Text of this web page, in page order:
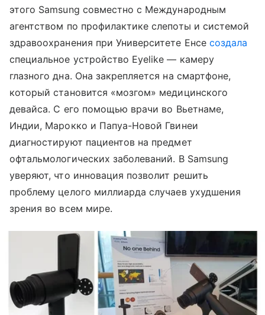
этого Samsung совместно с Международным
агентством по профилактике слепоты и системой
здравоохранения при Университете Енсе создала
специальное устройство Eyelike — камеру
глазного дна. Она закрепляется на смартфоне,
который становится «мозгом» медицинского
девайса. С его помощью врачи во Вьетнаме,
Индии, Марокко и Папуа-Новой Гвинеи
диагностируют пациентов на предмет
офтальмологических заболеваний. В Samsung
уверяют, что инновация позволит решить
проблему целого миллиарда случаев ухудшения
зрения во всем мире.